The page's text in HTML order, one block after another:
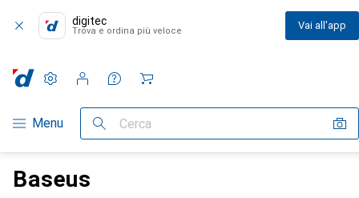
digitec
Trova e ordina più veloce Vai all'app
Categoria Navigazione
Menu Cerca
Impostazioni
Conto cliente
Liste di confronto
Liste dei desideri
Carrello
Baseus